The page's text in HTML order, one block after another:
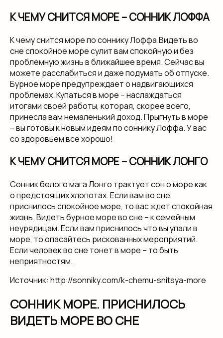
К ЧЕМУ СНИТСЯ МОРЕ – СОННИК ЛОФФА
К чему снится море по соннику Лоффа.Видеть во
сне спокойное море сулит вам спокойную и без
проблемную жизнь в ближайшее время. Сейчас вы
можете расслабиться и даже подумать об отпуске.
Бурное море предупреждает о надвигающихся
проблемах. Купаться в море – наслаждаться
итогами своей работы, которая, скорее всего,
принесла вам немаленький доход. Прыгнуть в море
– вы готовы к новым идеям по соннику Лоффа. У вас
со здоровьем все хорошо!
К ЧЕМУ СНИТСЯ МОРЕ – СОННИК ЛОНГО
Сонник белого мага Лонго трактует сон о море как
о предстоящих хлопотах. Если вам во сне
приснилось спокойное море, то вас ждет спокойная
жизнь. Видеть бурное море во сне – к семейным
неурядицам. Если вам приснилось что вы упали в
море, то опасайтесь рискованных мероприятий.
Если человек во сне тонет в море – то быть
неприятностям.
Источник: http://sonniky.com/k-chemu-snitsya-more
СОННИК МОРЕ. ПРИСНИЛОСЬ
ВИДЕТЬ МОРЕ ВО СНЕ